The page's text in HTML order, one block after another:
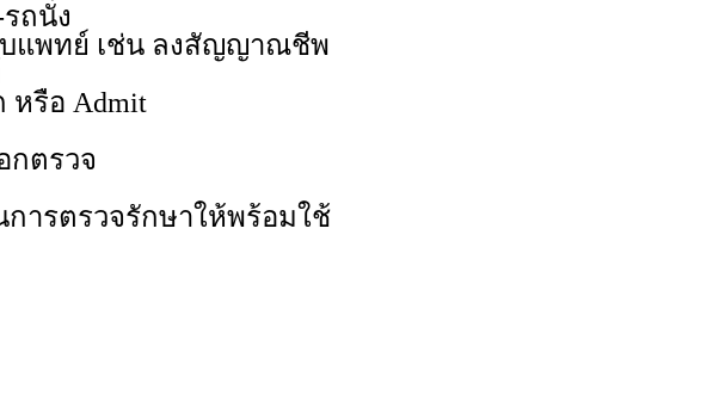
ถนั่ง
แพทย์ เช่น ลงสัญญาณชีพ
หรือ Admit
กตรวจ
ารตรวจรักษาให้พร้อมใช้